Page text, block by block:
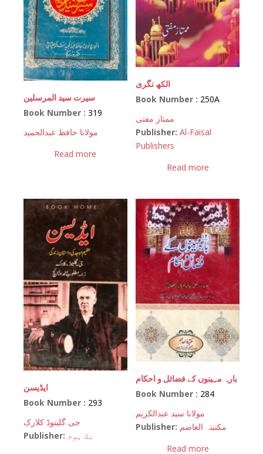
سیرت سید المرسلین
Book Number : 319
مولانا حافظ عبدالحمید
Read more
الکھ نگری
Book Number : 250A
ممتاز مفتی
Publisher: Al-Faisal
Publishers
Read more
ایڈیسن
Book Number : 293
جی گلینوڈ کلارک
Publisher: بک ہوم
بارہ مہینوں کے فضائل و احکام
Book Number : 284
مولانا سید عبدالکریم
Publisher: مکتبتہ العاصم
Read more